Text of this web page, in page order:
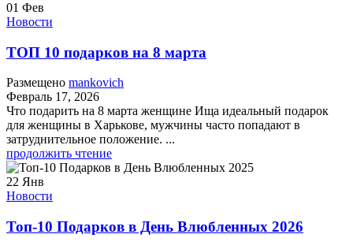
01 Фев
Новости
ТОП 10 подарков на 8 марта
Размещено mankovich
Февраль 17, 2026
Что подарить на 8 марта женщине Ища идеальный подарок
для женщины в Харькове, мужчины часто попадают в
затруднительное положение. ...
продолжить чтение
22 Янв
Новости
Топ-10 Подарков в День Влюбленных 2026